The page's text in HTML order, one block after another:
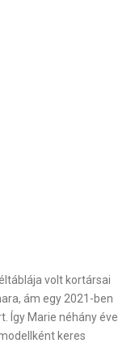
volt kortársai
ám egy 2021-ben
Így Marie néhány éve
keres